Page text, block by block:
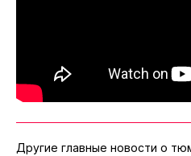
Другие главные новости о